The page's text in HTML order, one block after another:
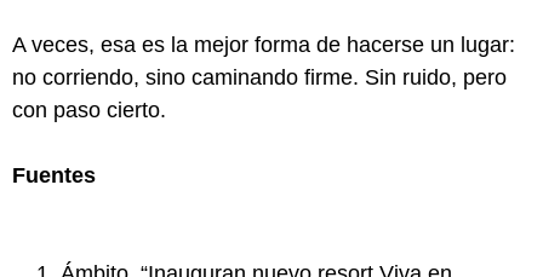
A veces, esa es la mejor forma de hacerse un lugar:
no corriendo, sino caminando firme. Sin ruido, pero
con paso cierto.
Fuentes